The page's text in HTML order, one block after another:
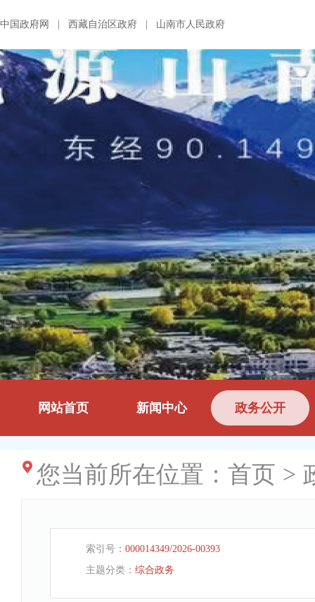
中国政府网 西藏自治区政府 山南市人民政府
网站首页 新闻中心 政务公开
您当前所在位置： 首页 >
索引号： 000014349/2026-00393
主题分类： 综合政务